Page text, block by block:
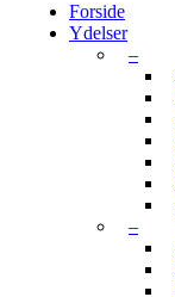
Forside
Ydelser
–
–